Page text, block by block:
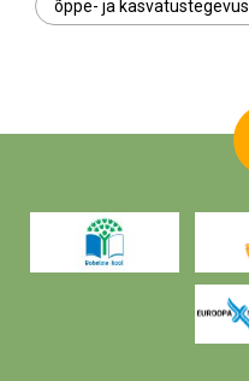
õppe- ja kasvatustegevus